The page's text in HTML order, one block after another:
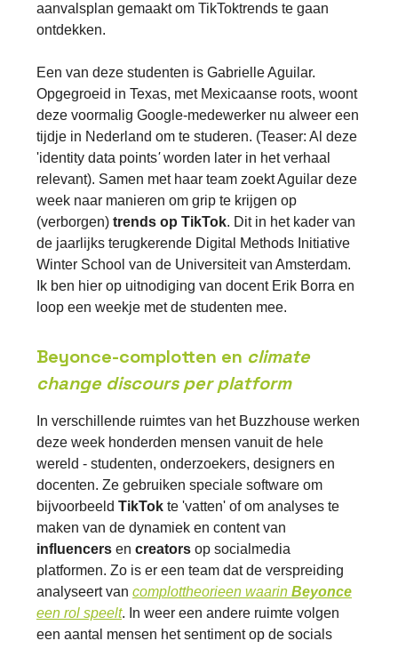
aanvalsplan gemaakt om TikToktrends te gaan
ontdekken.
Een van deze studenten is Gabrielle Aguilar.
Opgegroeid in Texas, met Mexicaanse roots, woont
deze voormalig Google-medewerker nu alweer een
tijdje in Nederland om te studeren. (Teaser: Al deze
'identity data points'worden later in het verhaal
relevant). Samen met haar team zoekt Aguilar deze
week naar manieren om grip te krijgen op
(verborgen) trends op TikTok. Dit in het kader van
de jaarlijks terugkerende Digital Methods Initiative
Winter School van de Universiteit van Amsterdam.
Ik ben hier op uitnodiging van docent Erik Borra en
loop een weekje met de studenten mee.
Beyonce-complotten en climate
change discours per platform
In verschillende ruimtes van het Buzzhouse werken
deze week honderden mensen vanuit de hele
wereld - studenten, onderzoekers, designers en
docenten. Ze gebruiken speciale software om
bijvoorbeeld TikTok te 'vatten' of om analyses te
maken van de dynamiek en content van
influencers en creators op socialmedia
platformen. Zo is er een team dat de verspreiding
analyseert van complottheorieen waarin Beyonce
een rol speelt. In weer een andere ruimte volgen
een aantal mensen het sentiment op de socials